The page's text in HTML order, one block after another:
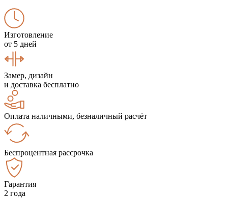
Изготовление
от 5 дней
Замер, дизайн
и доставка бесплатно
Оплата наличными, безналичный расчёт
Беспроцентная рассрочка
Гарантия
2 года